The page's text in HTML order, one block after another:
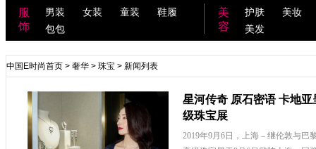
服
饰
男装 女装 童装
鞋履
包包
美
容
护肤
美妆
美发
中国E时尚首页 > 奢华 > 珠宝 > 新闻列表
星河传奇 原石密语 卡地
级珠宝展
2019年9月6日，上海 – 继伦敦与